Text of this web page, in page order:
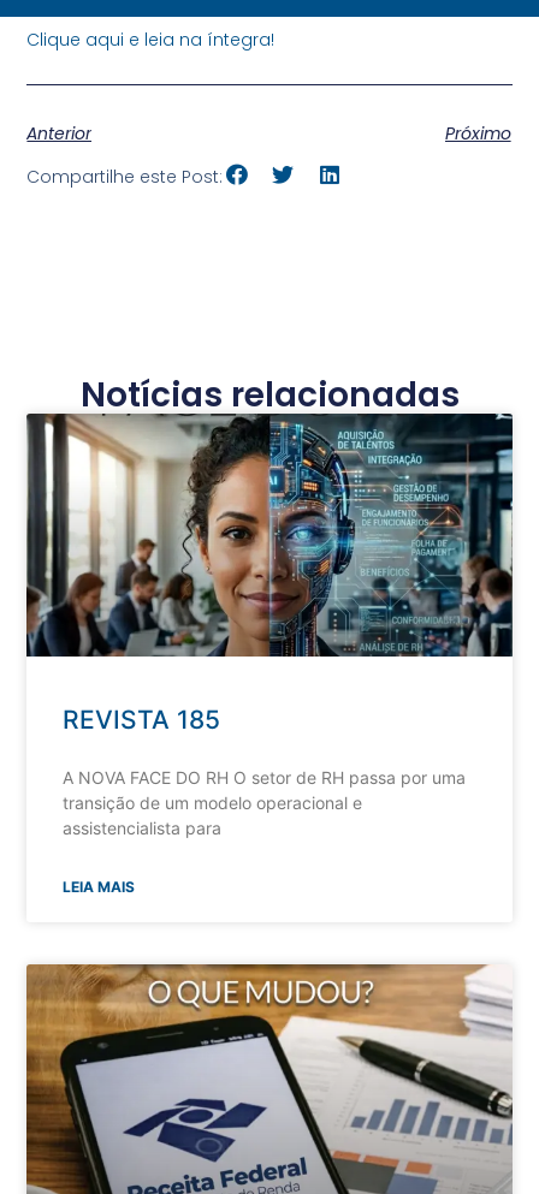
Clique aqui e leia na íntegra!
Anterior
Próximo
Compartilhe este Post:
Notícias relacionadas
REVISTA 185
A NOVA FACE DO RH O setor de RH passa por uma
transição de um modelo operacional e
assistencialista para
LEIA MAIS